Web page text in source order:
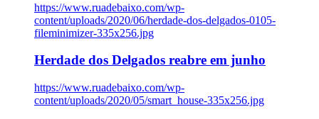
https://www.ruadebaixo.com/wp-
content/uploads/2020/06/herdade-dos-delgados-0105-
fileminimizer-335x256.jpg
Herdade dos Delgados reabre em junho
https://www.ruadebaixo.com/wp-
content/uploads/2020/05/smart_house-335x256.jpg